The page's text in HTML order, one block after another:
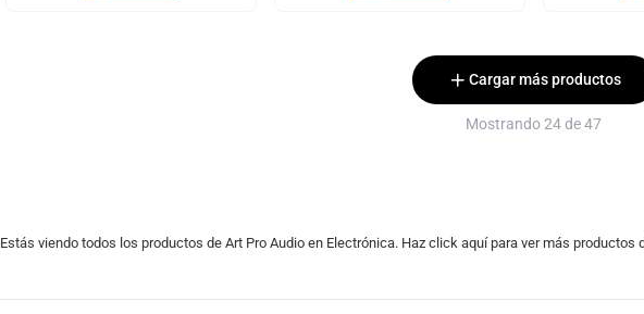
Cargar más productos
Mostrando 24 de 47
Estás viendo todos los productos de Art Pro Audio en Electrónica. Haz click aquí para ver más productos